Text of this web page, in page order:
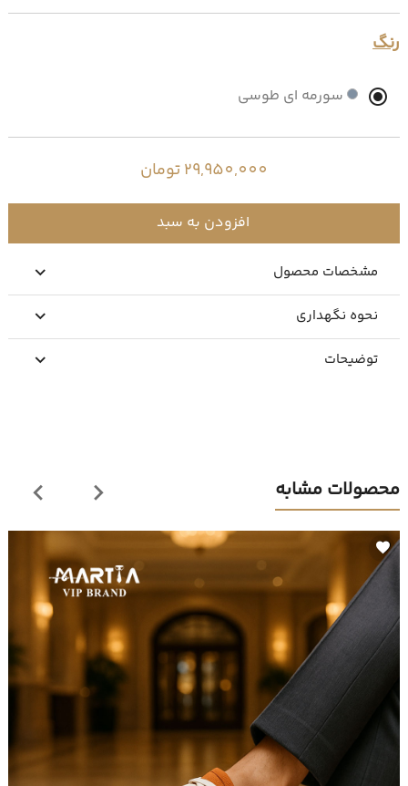
رنگ
سورمه ای طوسی
29,950,000 تومان
افزودن به سبد
مشخصات محصول
نحوه نگهداری
توضیحات
محصولات مشابه